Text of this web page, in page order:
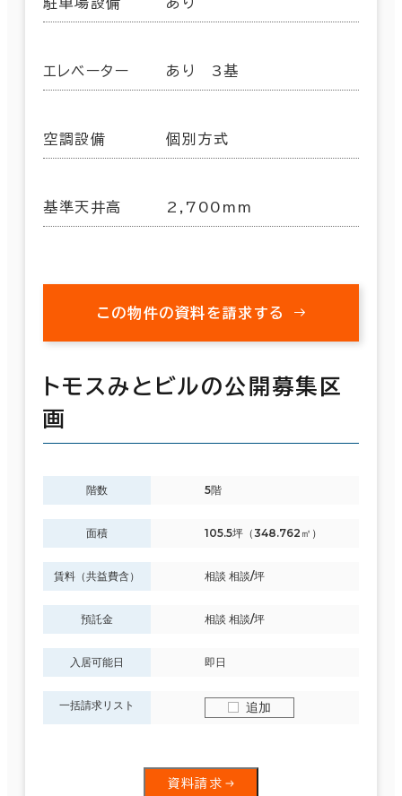
エレベーター あり 3基
空調設備 個別方式
基準天井高 2,700mm
この物件の資料を請求する
トモスみとビルの公開募集区
画
階数 5階
面積 105.5坪（348.762㎡）
賃料（共益費含） 相談 相談/坪
預託金 相談 相談/坪
入居可能日 即日
一括請求リスト 追加
資料請求